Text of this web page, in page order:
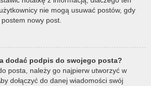
nie mogą usuwać postów, gdy
nowy post.
dodać podpis do swojego posta?
posta, należy go najpierw utworzyć w
dołączyć do danej wiadomości swój